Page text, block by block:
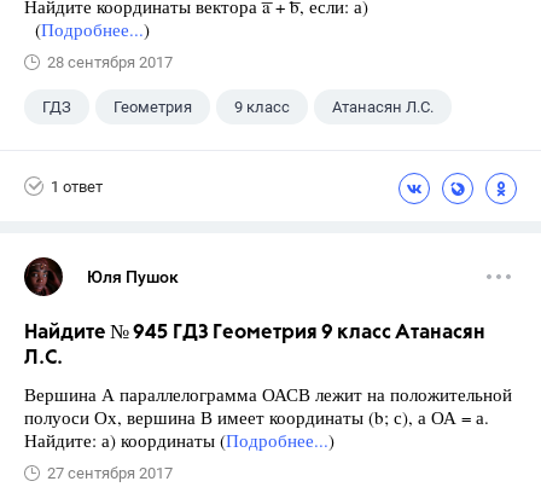
Найдите координаты вектора ͞a + ͞b, если: а)
(Подробнее...)
28 сентября 2017
ГДЗ Геометрия 9 класс Атанасян Л.С.
1 ответ
Юля Пушок
Найдите № 945 ГДЗ Геометрия 9 класс Атанасян
Л.С.
Вершина А параллелограмма ОАСВ лежит на положительной
полуоси Ох, вершина В имеет координаты (b; с), а ОА = а.
Найдите: а) координаты (Подробнее...)
27 сентября 2017